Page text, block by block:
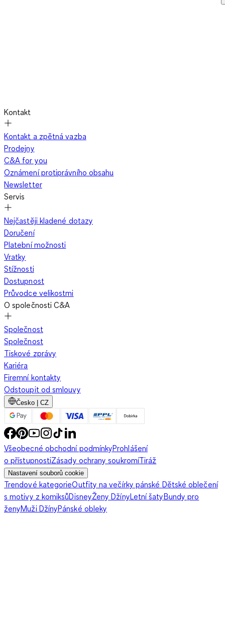
Kontakt
Kontakt a zpětná vazba
Prodejny
C&A for you
Oznámení protiprávního obsahu
Newsletter
Servis
Nejčastěji kladené dotazy
Doručení
Platební možnosti
Vratky
Stížnosti
Dostupnost
Průvodce velikostmi
O společnosti C&A
Společnost
Společnost
Tiskové zprávy
Kariéra
Firemní kontakty
Odstoupit od smlouvy
Česko | CZ
Všeobecné obchodní podmínkyProhlášení
o přístupnostiZásady ochrany soukromíTiráž
Nastavení souborů cookie
Trendové kategorieOutfity na večírky pánské Dětské oblečení
s motivy z komiksůDisneyŽeny DžínyLetní šatyBundy pro
ženyMuži DžínyPánské obleky